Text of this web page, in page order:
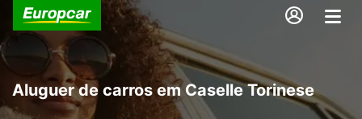
Aluguer de carros em Caselle Torinese